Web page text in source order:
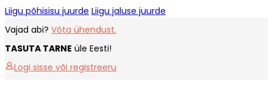
Liigu põhisisu juurde Liigu jaluse juurde
Vajad abi? Võta ühendust.
TASUTA TARNE üle Eesti!
Logi sisse või registreeru